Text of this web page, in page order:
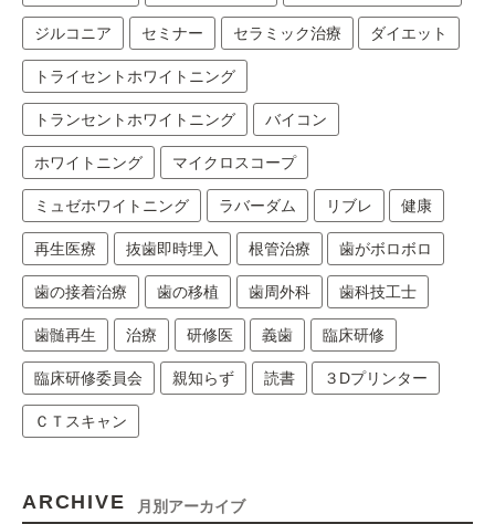
ジルコニア セミナー セラミック治療 ダイエット
トライセントホワイトニング
トランセントホワイトニング バイコン
ホワイトニング マイクロスコープ
ミュゼホワイトニング ラバーダム リブレ 健康
再生医療 抜歯即時埋入 根管治療 歯がボロボロ
歯の接着治療 歯の移植 歯周外科 歯科技工士
歯髄再生 治療 研修医 義歯 臨床研修
臨床研修委員会 親知らず 読書 ３Dプリンター
ＣＴスキャン
ARCHIVE 月別アーカイブ